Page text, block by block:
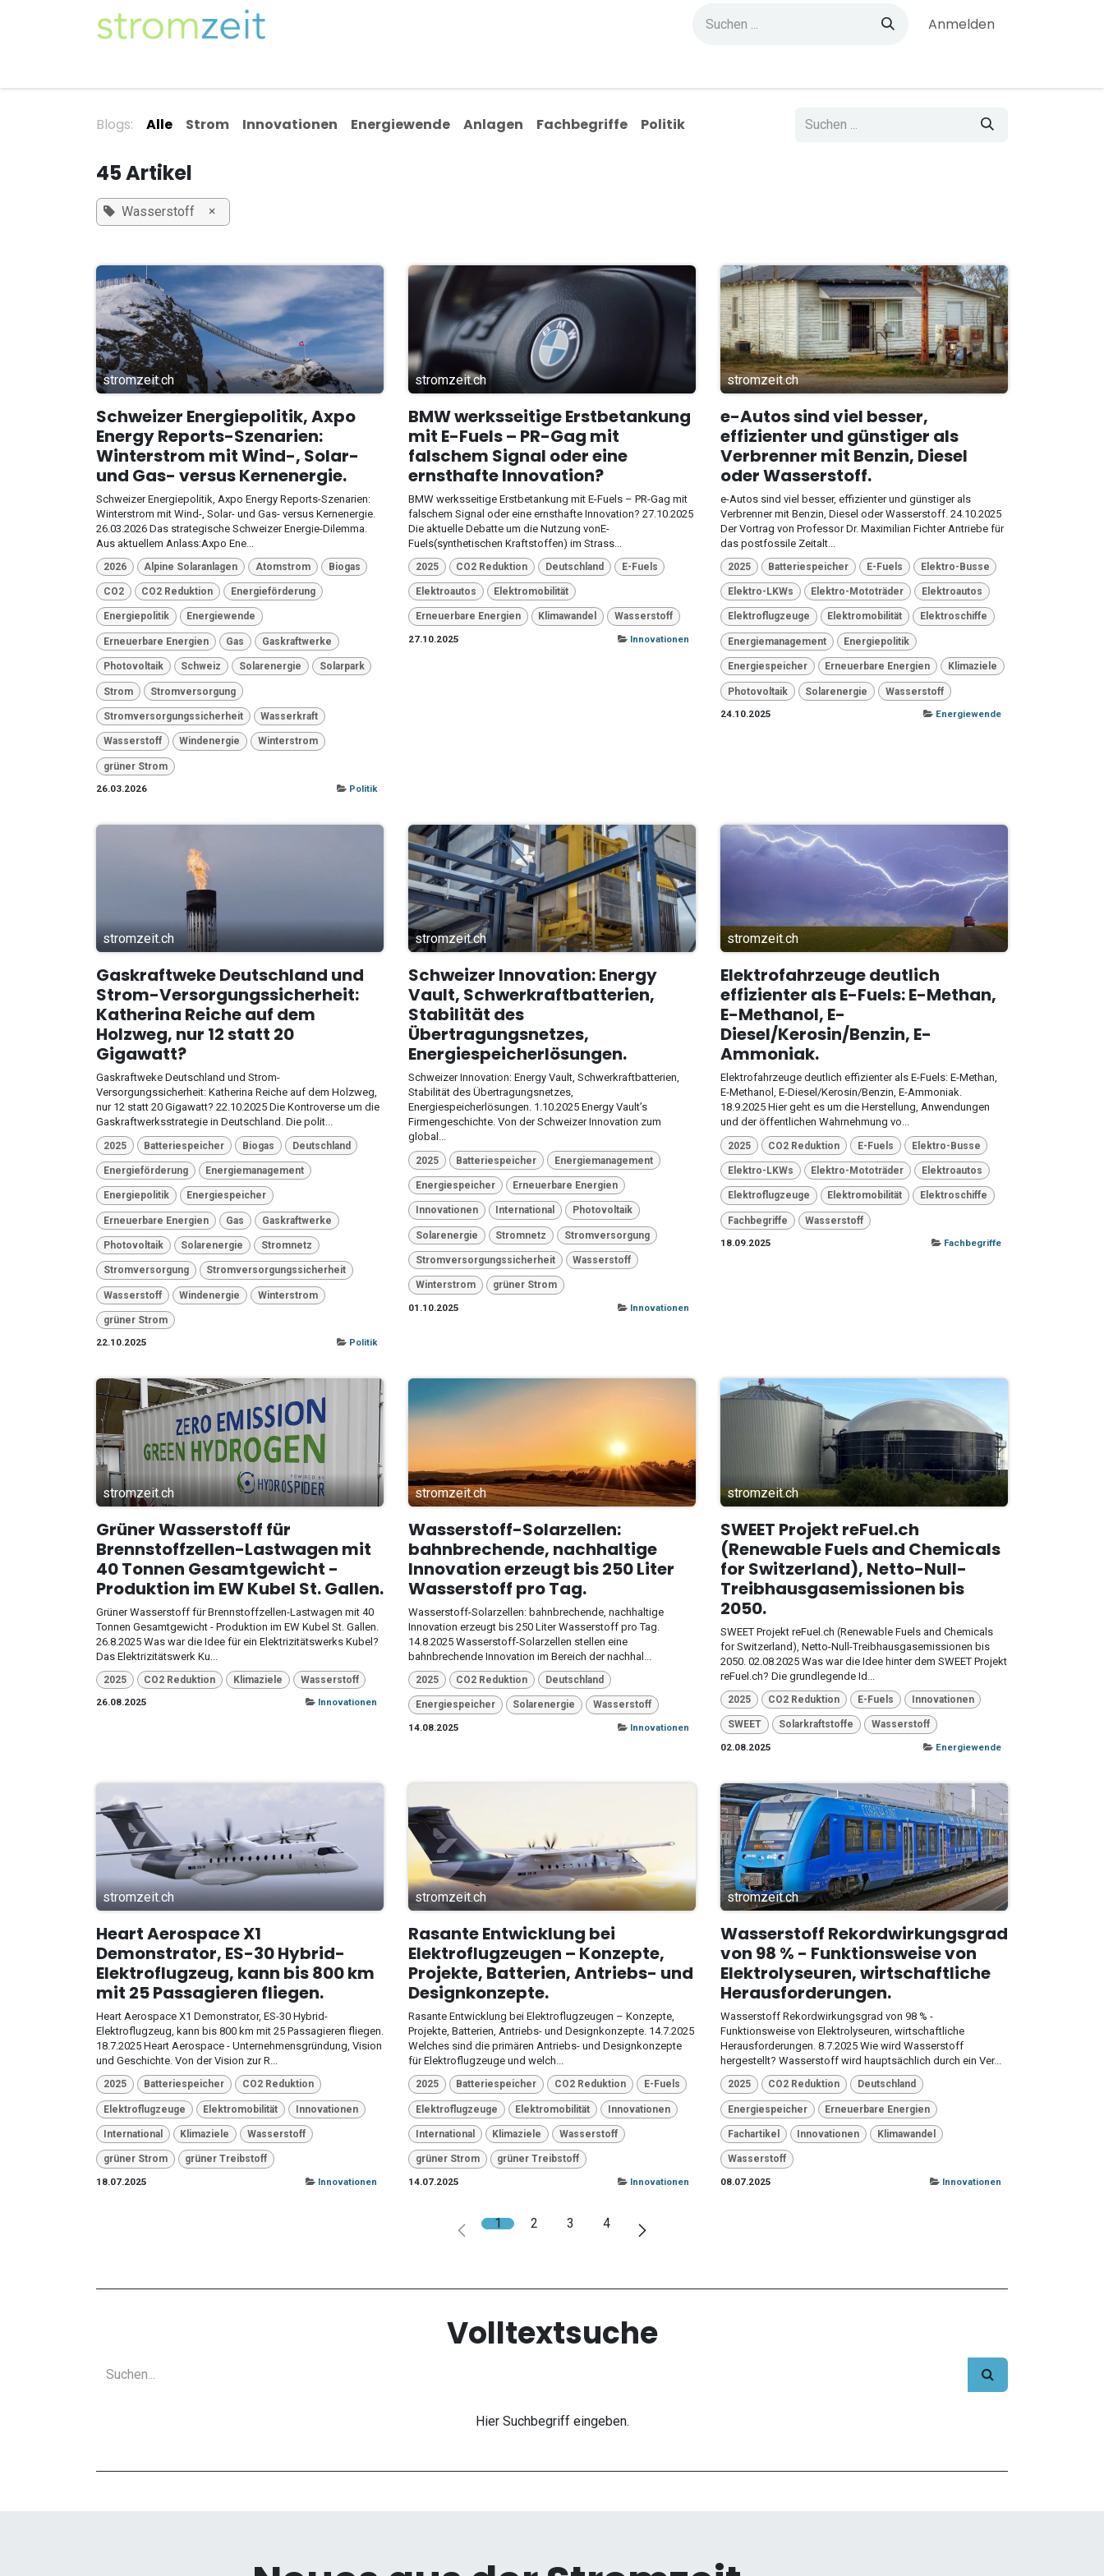
Zum Inhalt springen
Anmelden
Blogs: Alle Strom Innovationen Energiewende Anlagen Fachbegriffe Politik
45 Artikel
Wasserstoff ×
stromzeit.ch
Schweizer Energiepolitik, Axpo
Energy Reports-Szenarien:
Winterstrom mit Wind-, Solar-
und Gas- versus Kernenergie.
Schweizer Energiepolitik, Axpo Energy Reports-Szenarien:
Winterstrom mit Wind-, Solar- und Gas- versus Kernenergie.
26.03.2026 Das strategische Schweizer Energie-Dilemma.
Aus aktuellem Anlass:Axpo Ene...
2026 Alpine Solaranlagen Atomstrom Biogas
CO2 CO2 Reduktion Energieförderung
Energiepolitik Energiewende
Erneuerbare Energien Gas Gaskraftwerke
Photovoltaik Schweiz Solarenergie Solarpark
Strom Stromversorgung
Stromversorgungssicherheit Wasserkraft
Wasserstoff Windenergie Winterstrom
grüner Strom
26.03.2026
Politik
stromzeit.ch
BMW werksseitige Erstbetankung
mit E-Fuels – PR-Gag mit
falschem Signal oder eine
ernsthafte Innovation?
BMW werksseitige Erstbetankung mit E-Fuels – PR-Gag mit
falschem Signal oder eine ernsthafte Innovation? 27.10.2025
Die aktuelle Debatte um die Nutzung vonE-
Fuels(synthetischen Kraftstoffen) im Strass...
2025 CO2 Reduktion Deutschland E-Fuels
Elektroautos Elektromobilität
Erneuerbare Energien Klimawandel
Wasserstoff
27.10.2025
Innovationen
stromzeit.ch
e-Autos sind viel besser,
effizienter und günstiger als
Verbrenner mit Benzin, Diesel
oder Wasserstoff.
e-Autos sind viel besser, effizienter und günstiger als
Verbrenner mit Benzin, Diesel oder Wasserstoff. 24.10.2025
Der Vortrag von Professor Dr. Maximilian Fichter Antriebe für
das postfossile Zeitalt...
2025 Batteriespeicher E-Fuels Elektro-Busse
Elektro-LKWs Elektro-Mototräder Elektroautos
Elektroflugzeuge Elektromobilität Elektroschiffe
Energiemanagement Energiepolitik
Energiespeicher Erneuerbare Energien Klimaziele
Photovoltaik Solarenergie
Wasserstoff
24.10.2025
Energiewende
stromzeit.ch
Gaskraftweke Deutschland und
Strom-Versorgungssicherheit:
Katherina Reiche auf dem
Holzweg, nur 12 statt 20
Gigawatt?
Gaskraftweke Deutschland und Strom-
Versorgungssicherheit: Katherina Reiche auf dem Holzweg,
nur 12 statt 20 Gigawatt? 22.10.2025 Die Kontroverse um die
Gaskraftwerksstrategie in Deutschland. Die polit...
2025 Batteriespeicher Biogas Deutschland
Energieförderung Energiemanagement
Energiepolitik Energiespeicher
Erneuerbare Energien Gas Gaskraftwerke
Photovoltaik Solarenergie Stromnetz
Stromversorgung Stromversorgungssicherheit
Wasserstoff Windenergie Winterstrom
grüner Strom
22.10.2025
Politik
stromzeit.ch
Schweizer Innovation: Energy
Vault, Schwerkraftbatterien,
Stabilität des
Übertragungsnetzes,
Energiespeicherlösungen.
Schweizer Innovation: Energy Vault, Schwerkraftbatterien,
Stabilität des Übertragungsnetzes,
Energiespeicherlösungen. 1.10.2025 Energy Vault’s
Firmengeschichte. Von der Schweizer Innovation zum
global...
2025 Batteriespeicher Energiemanagement
Energiespeicher Erneuerbare Energien
Innovationen International Photovoltaik
Solarenergie Stromnetz Stromversorgung
Stromversorgungssicherheit Wasserstoff
Winterstrom
grüner Strom
01.10.2025
Innovationen
stromzeit.ch
Elektrofahrzeuge deutlich
effizienter als E-Fuels: E-Methan,
E-Methanol, E-
Diesel/Kerosin/Benzin, E-
Ammoniak.
Elektrofahrzeuge deutlich effizienter als E-Fuels: E-Methan,
E-Methanol, E-Diesel/Kerosin/Benzin, E-Ammoniak.
18.9.2025 Hier geht es um die Herstellung, Anwendungen
und der öffentlichen Wahrnehmung vo...
2025 CO2 Reduktion E-Fuels Elektro-Busse
Elektro-LKWs Elektro-Mototräder Elektroautos
Elektroflugzeuge Elektromobilität Elektroschiffe
Fachbegriffe
Wasserstoff
18.09.2025
Fachbegriffe
stromzeit.ch
Grüner Wasserstoff für
Brennstoffzellen-Lastwagen mit
40 Tonnen Gesamtgewicht -
Produktion im EW Kubel St. Gallen.
Grüner Wasserstoff für Brennstoffzellen-Lastwagen mit 40
Tonnen Gesamtgewicht - Produktion im EW Kubel St. Gallen.
26.8.2025 Was war die Idee für ein Elektrizitätswerks Kubel?
Das Elektrizitätswerk Ku...
2025 CO2 Reduktion Klimaziele
Wasserstoff
26.08.2025
Innovationen
stromzeit.ch
Wasserstoff-Solarzellen:
bahnbrechende, nachhaltige
Innovation erzeugt bis 250 Liter
Wasserstoff pro Tag.
Wasserstoff-Solarzellen: bahnbrechende, nachhaltige
Innovation erzeugt bis 250 Liter Wasserstoff pro Tag.
14.8.2025 Wasserstoff-Solarzellen stellen eine
bahnbrechende Innovation im Bereich der nachhal...
2025 CO2 Reduktion Deutschland
Energiespeicher Solarenergie
Wasserstoff
14.08.2025
Innovationen
stromzeit.ch
SWEET Projekt reFuel.ch
(Renewable Fuels and Chemicals
for Switzerland), Netto-Null-
Treibhausgasemissionen bis
2050.
SWEET Projekt reFuel.ch (Renewable Fuels and Chemicals
for Switzerland), Netto-Null-Treibhausgasemissionen bis
2050. 02.08.2025 Was war die Idee hinter dem SWEET Projekt
reFuel.ch? Die grundlegende Id...
2025 CO2 Reduktion E-Fuels Innovationen
SWEET Solarkraftstoffe
Wasserstoff
02.08.2025
Energiewende
stromzeit.ch
Heart Aerospace X1
Demonstrator, ES-30 Hybrid-
Elektroflugzeug, kann bis 800 km
mit 25 Passagieren fliegen.
Heart Aerospace X1 Demonstrator, ES-30 Hybrid-
Elektroflugzeug, kann bis 800 km mit 25 Passagieren fliegen.
18.7.2025 Heart Aerospace - Unternehmensgründung, Vision
und Geschichte. Von der Vision zur R...
2025 Batteriespeicher CO2 Reduktion
Elektroflugzeuge Elektromobilität Innovationen
International Klimaziele Wasserstoff
grüner Strom
grüner Treibstoff
18.07.2025
Innovationen
stromzeit.ch
Rasante Entwicklung bei
Elektroflugzeugen – Konzepte,
Projekte, Batterien, Antriebs- und
Designkonzepte.
Rasante Entwicklung bei Elektroflugzeugen – Konzepte,
Projekte, Batterien, Antriebs- und Designkonzepte. 14.7.2025
Welches sind die primären Antriebs- und Designkonzepte
für Elektroflugzeuge und welch...
2025 Batteriespeicher CO2 Reduktion E-Fuels
Elektroflugzeuge Elektromobilität Innovationen
International Klimaziele Wasserstoff
grüner Strom
grüner Treibstoff
14.07.2025
Innovationen
stromzeit.ch
Wasserstoff Rekordwirkungsgrad
von 98 % - Funktionsweise von
Elektrolyseuren, wirtschaftliche
Herausforderungen.
Wasserstoff Rekordwirkungsgrad von 98 % -
Funktionsweise von Elektrolyseuren, wirtschaftliche
Herausforderungen. 8.7.2025 Wie wird Wasserstoff
hergestellt? Wasserstoff wird hauptsächlich durch ein Ver...
2025 CO2 Reduktion Deutschland
Energiespeicher Erneuerbare Energien
Fachartikel Innovationen Klimawandel
Wasserstoff
08.07.2025
Innovationen
1 2 3 4
Volltextsuche
Hier Suchbegriff eingeben.